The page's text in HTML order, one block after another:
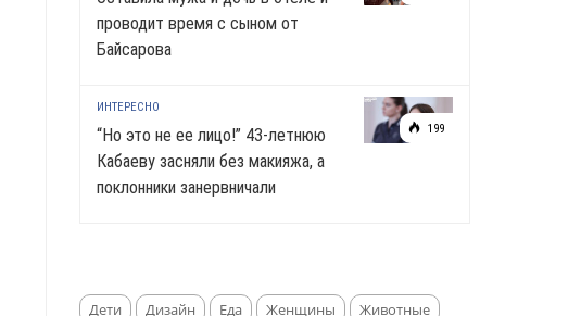
проводит время с сыном от
Байсарова
199
ИНТЕРЕСНО
“Но это не ее лицо!” 43-летнюю
Кабаеву засняли без макияжа, а
поклонники занервничали
Дети Дизайн Еда Женщины
Животные